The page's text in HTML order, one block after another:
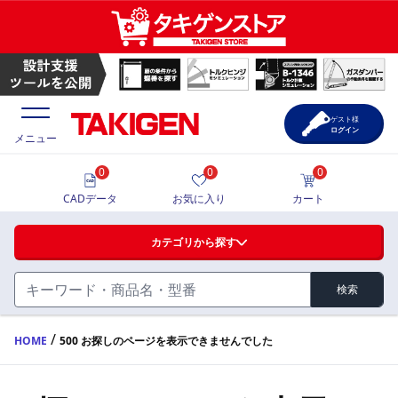
ハンドル・取手・つまみ・周辺機器
FA・A
蝶番・ステー・周辺機器
価格一覧
製品カタログ
メニュー
カテゴリから探す
検索
0
CADデータ
0
お気に入り
0
カート
ゲスト様
ログイン
HOME / 500 お探しのページを表示できませんでした